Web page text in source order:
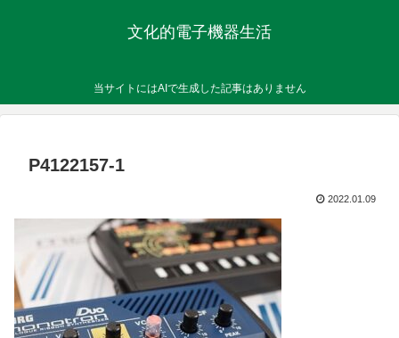
文化的電子機器生活
当サイトにはAIで生成した記事はありません
P4122157-1
2022.01.09